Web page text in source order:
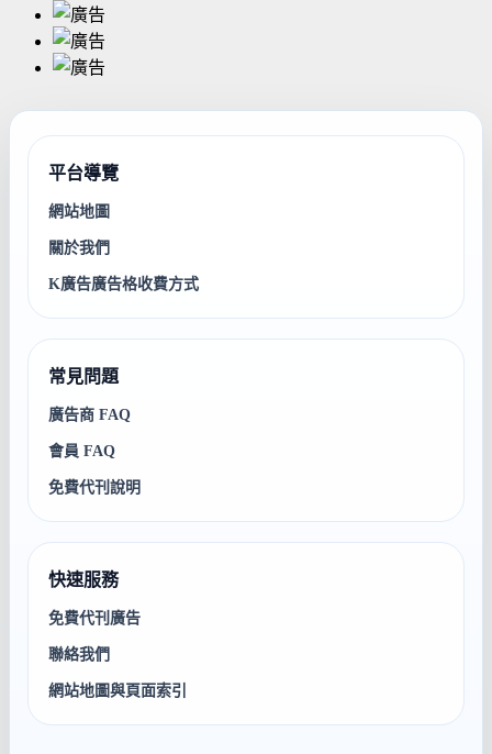
平台導覽
網站地圖
關於我們
K廣告廣告格收費方式
常見問題
廣告商 FAQ
會員 FAQ
免費代刊說明
快速服務
免費代刊廣告
聯絡我們
網站地圖與頁面索引